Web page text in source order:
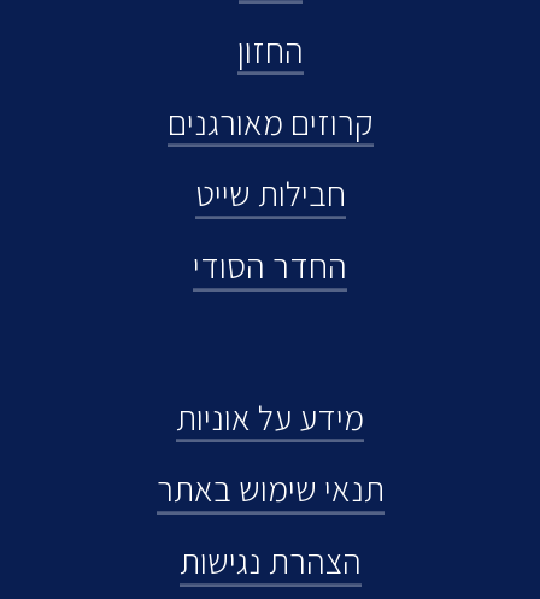
החזון
קרוזים מאורגנים
חבילות שייט
החדר הסודי
מידע על אוניות
תנאי שימוש באתר
הצהרת נגישות